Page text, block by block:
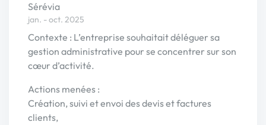
Sérévia
jan. - oct. 2025
Contexte : L’entreprise souhaitait déléguer sa
gestion administrative pour se concentrer sur son
cœur d’activité.
Actions menées :
Création, suivi et envoi des devis et factures
clients,